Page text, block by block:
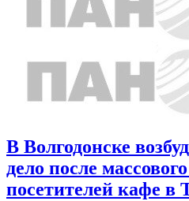
В Волгодонске
дело после
посетителей кафе в